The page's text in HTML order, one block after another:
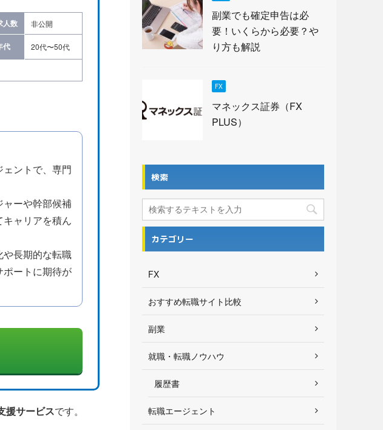
人数 非公開
代 20代〜50代
ントで、専門
ーや幹部候補
ャリアを積ん
長期的な転職
ートに期待が
援サービスです。
副業でも確定申告は必
要！いくらから必要？や
り方も解説
FX
マネックス証券（FX
PLUS）
検索
カテゴリー
FX
おすすめ転職サイト比較
副業
就職・転職ノウハウ
履歴書
転職エージェント